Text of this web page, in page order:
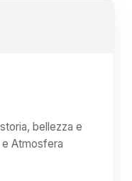
bellezza e
Atmosfera